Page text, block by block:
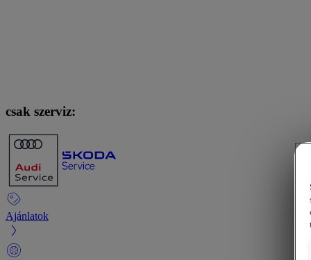
csak szerviz:
Ajánlatok